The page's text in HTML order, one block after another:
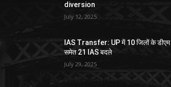
diversion
July 12, 2025
IAS Transfer: UP में 10 जिलों के डीएम
समेत 21 IAS बदले
July 29, 2025